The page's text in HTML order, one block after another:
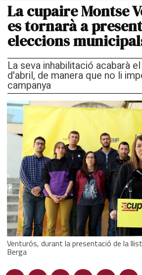
La cupaire Montse
es tornarà a
eleccions
La seva inhabilitació acabarà
d'abril, de manera que no li
campanya
Venturós, durant la presentació de la
Berga